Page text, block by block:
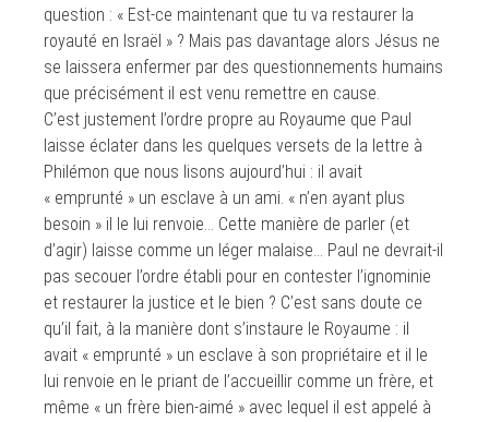
question : « Est-ce maintenant que tu va restaurer la
royauté en Israël » ? Mais pas davantage alors Jésus ne
se laissera enfermer par des questionnements humains
que précisément il est venu remettre en cause.
C’est justement l’ordre propre au Royaume que Paul
laisse éclater dans les quelques versets de la lettre à
Philémon que nous lisons aujourd’hui : il avait
« emprunté » un esclave à un ami. « n’en ayant plus
besoin » il le lui renvoie… Cette manière de parler (et
d’agir) laisse comme un léger malaise… Paul ne devrait-il
pas secouer l’ordre établi pour en contester l’ignominie
et restaurer la justice et le bien ? C’est sans doute ce
qu’il fait, à la manière dont s’instaure le Royaume : il
avait « emprunté » un esclave à son propriétaire et il le
lui renvoie en le priant de l’accueillir comme un frère, et
même « un frère bien-aimé » avec lequel il est appelé à